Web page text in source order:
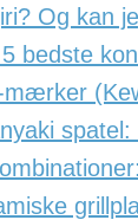
Og kan
bedste